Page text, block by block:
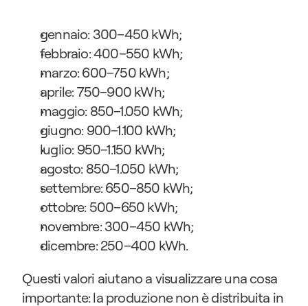
gennaio: 300–450 kWh;
febbraio: 400–550 kWh;
marzo: 600–750 kWh;
aprile: 750–900 kWh;
maggio: 850–1.050 kWh;
giugno: 900–1.100 kWh;
luglio: 950–1.150 kWh;
agosto: 850–1.050 kWh;
settembre: 650–850 kWh;
ottobre: 500–650 kWh;
novembre: 300–450 kWh;
dicembre: 250–400 kWh.
Questi valori aiutano a visualizzare una cosa
importante: la produzione non è distribuita in